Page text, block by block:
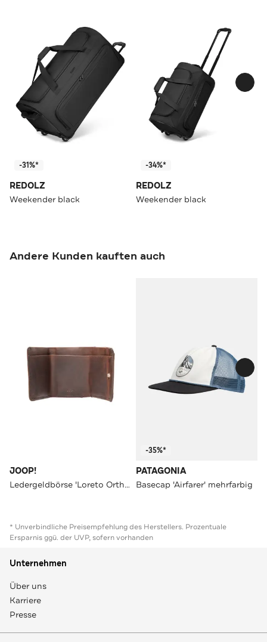
-31%*
REDOLZ
Weekender black
-34%*
REDOLZ
Weekender black
Andere Kunden kauften auch
JOOP!
Ledergeldbörse 'Loreto Orthos' braun
-35%*
PATAGONIA
Basecap 'Airfarer' mehrfarbig
* Unverbindliche Preisempfehlung des Herstellers. Prozentuale
Ersparnis ggü. der UVP, sofern vorhanden
Unternehmen
Über uns
Karriere
Presse